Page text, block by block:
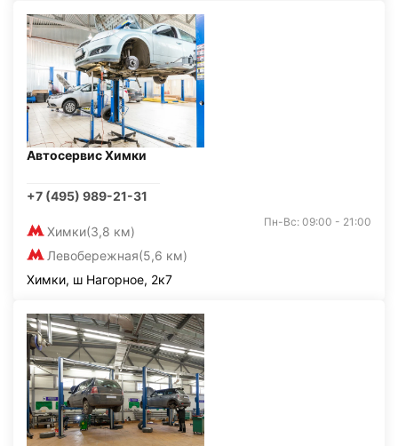
Автосервис Химки
+7 (495) 989-21-31
Химки(3,8 км)
Левобережная(5,6 км)
Пн-Вс: 09:00 - 21:00
Химки, ш Нагорное, 2к7